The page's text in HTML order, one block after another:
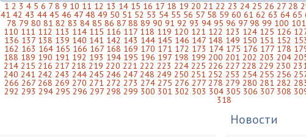
1 2 3 4 5 6 7 8 9 10 11 12 13 14 15 16 17 18 19 20 21 22 23 24 25 26 27 28
41 42 43 44 45 46 47 48 49 50 51 52 53 54 55 56 57 58 59 60 61 62 63 64 65
78 79 80 81 82 83 84 85 86 87 88 89 90 91 92 93 94 95 96 97 98 99 100 101
110 111 112 113 114 115 116 117 118 119 120 121 122 123 124 125 126
136 137 138 139 140 141 142 143 144 145 146 147 148 149 150 151 152
162 163 164 165 166 167 168 169 170 171 172 173 174 175 176 177 178
188 189 190 191 192 193 194 195 196 197 198 199 200 201 202 203 204
214 215 216 217 218 219 220 221 222 223 224 225 226 227 228 229 230
240 241 242 243 244 245 246 247 248 249 250 251 252 253 254 255 256
266 267 268 269 270 271 272 273 274 275 276 277 278 279 280 281 282
292 293 294 295 296 297 298 299 300 301 302 303 304 305 306 307 308
318
Новости